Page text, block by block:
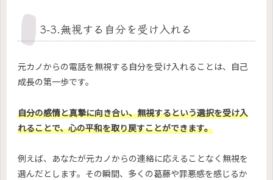
3-3.無視する自分を受け入れる
元カノからの電話を無視する自分を受け入れることは、自己
成長の第一歩です。
自分の感情と真摯に向き合い、無視するという選択を受け入
れることで、心の平和を取り戻すことができます。
例えば、あなたが元カノからの連絡に応えることなく無視を
選んだとします。その瞬間、多くの葛藤や罪悪感を感じるか